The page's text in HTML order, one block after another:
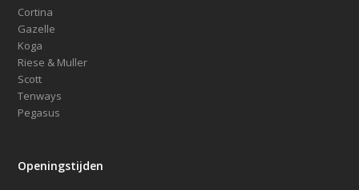
Cortina
Gazelle
Koga
Riese & Muller
Scott
Tenways
Pegasus
Openingstijden